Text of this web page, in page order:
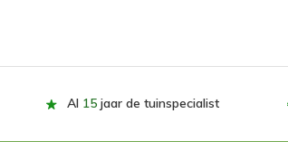
Al 15 jaar de tuinspecialist